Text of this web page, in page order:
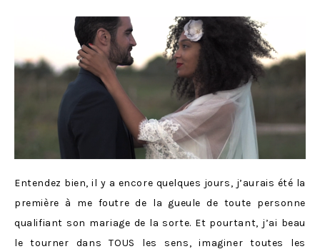
Entendez bien, il y a encore quelques jours, j’aurais été la
première à me foutre de la gueule de toute personne
qualifiant son mariage de la sorte. Et pourtant, j’ai beau
le tourner dans TOUS les sens, imaginer toutes les